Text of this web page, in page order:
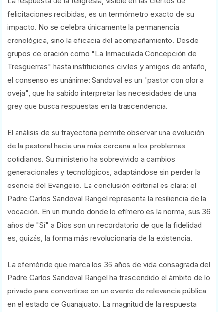
felicitaciones recibidas, es un termómetro exacto de su
impacto. No se celebra únicamente la permanencia
cronológica, sino la eficacia del acompañamiento. Desde
grupos de oración como "La Inmaculada Concepción de
Tresguerras" hasta instituciones civiles y amigos de antaño,
el consenso es unánime: Sandoval es un "pastor con olor a
oveja", que ha sabido interpretar las necesidades de una
grey que busca respuestas en la trascendencia.
El análisis de su trayectoria permite observar una evolución
de la pastoral hacia una más cercana a los problemas
cotidianos. Su ministerio ha sobrevivido a cambios
generacionales y tecnológicos, adaptándose sin perder la
esencia del Evangelio. La conclusión editorial es clara: el
Padre Carlos Sandoval Rangel representa la resiliencia de la
vocación. En un mundo donde lo efímero es la norma, sus 36
años de "Sí" a Dios son un recordatorio de que la fidelidad
es, quizás, la forma más revolucionaria de la existencia.
La efeméride que marca los 36 años de vida consagrada del
Padre Carlos Sandoval Rangel ha trascendido el ámbito de lo
privado para convertirse en un evento de relevancia pública
en el estado de Guanajuato. La magnitud de la respuesta